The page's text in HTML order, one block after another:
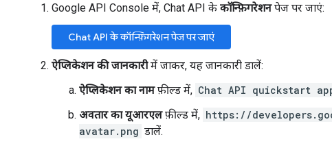
Google API Console में, Chat API के कॉन्फ़िगरेशनपेज पर जाएं:
Chat API के कॉन्फ़िगरेशन पेज पर जाएं
ऐप्लिकेशन की जानकारीमें जाकर, यह जानकारी डालें:
ऐप्लिकेशन का नामफ़ील्ड में, Chat API quickstart
अवतार का यूआरएलफ़ील्ड में, https://
avatar.png डालें.